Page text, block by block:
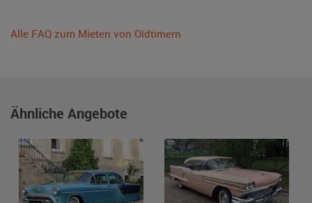
Alle FAQ zum Mieten von Oldtimern
Ähnliche Angebote